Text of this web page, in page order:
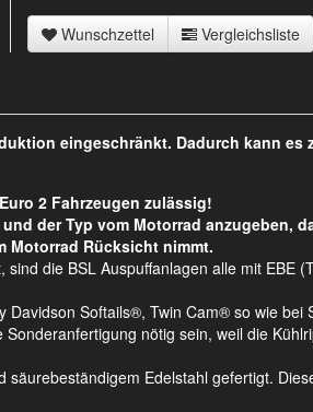
Wunschzettel Vergleichsliste
eingeschränkt. Dadurch kann es
2 Fahrzeugen zulässig!
der Typ vom Motorrad anzugeben,
Motorrad Rücksicht nimmt.
die BSL Auspuffanlagen alle mit EBE
Softails®, Twin Cam® so wie bei
nötig sein, weil die
Edelstahl gefertigt.